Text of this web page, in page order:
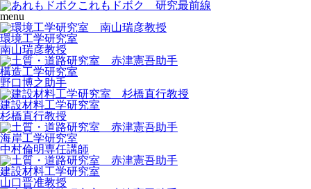
menu
環境工学研究室
南山瑞彦教授
構造工学研究室
野口博之 助手
建設材料工学研究室
杉橋直行教授
海岸工学研究室
中村倫明専任講師
建設材料工学研究室
山口晋准教授